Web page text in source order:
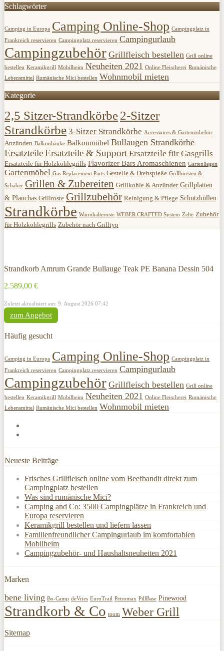
Schlagwörter
Camping in Europa Camping Online-Shop Campingplatz in
Frankreich reservieren Campingplatz reservieren Campingurlaub
Campingzubehör Grillfleisch bestellen Grill online
bestellen Keramikgrill Mobilheim Neuheiten 2021 Online Fleischerei Rumänische
Lebensmittel Rumänische Mici bestellen Wohnmobil mieten
Kategorie
2,5 Sitzer-Strandkörbe2-Sitzer
Strandkörbe 3-Sitzer Strandkörbe Accessoires & Gartenzubehör
Anzünden Balkonbänke Balkonmöbel Bullaugen Strandkörbe
ErsatzteileErsatzteile & Support Ersatzteile für Gasgrills
Ersatzteile für Holzkohlegrills Flavorizer Bars Aromaschienen Gartenliegen
Gartenmöbel Gas Replacement Parts Gestelle & Drehspieße Grillbürsten &
Schaber Grillen & Zubereiten Grillkohle & Anzünder Grillplatten
& Planchas Grillroste Grillzubehör Reinigung & Pflege Schutzhüllen
Strandkörbe Warmhalteroste WEBER CRAFTED System Zelte Zubehör
für Holzkohlegrills Zubehör nach Grilltyp
Strandkorb Amrum Grande Bullauge Teak PE Banana Dessin 504
2.589,00 €
Zuletzt aktualisiert am: 9. August 2026 07:42
zum Angebot
Häufig gesucht
Camping in Europa Camping Online-Shop Campingplatz in
Frankreich reservieren Campingplatz reservieren Campingurlaub
Campingzubehör Grillfleisch bestellen Grill online
bestellen Keramikgrill Mobilheim Neuheiten 2021 Online Fleischerei Rumänische
Lebensmittel Rumänische Mici bestellen Wohnmobil mieten
Neueste Beiträge
Frisches Grillfleisch online vom Beefbandit direkt zum
Campingplatz bestellen
Was sind rumänische Mici?
Camping and Co: 3500 Campingplätze in Frankreich und
Europa reservieren
Keramikgrill bestellen und liefern lassen
Familienfreundlicher Campingurlaub im komfortablen
Mobilheim
Campingzubehör- und Haushaltsneuheiten 2021
Marken
bene living Bo-Camp deVries EuroTrail Petromax PillBase Pinewood
Strandkorb & Co toom Weber Grill
Sitemap